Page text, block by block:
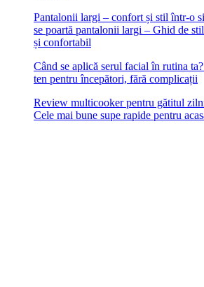
Pantalonii largi – confort și stil într-o
se poartă pantalonii largi – Ghid de
și confortabil
Când se aplică serul facial în rutina
ten pentru începători, fără complicații
Review multicooker pentru gătitul
Cele mai bune supe rapide pentru